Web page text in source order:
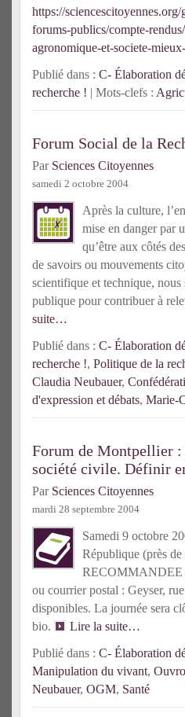
https://
forums-publics/compte-
agronomique-et-societe-
Publié dans : C- Élaboration
recherche ! | Mots-clefs :
Forum Social de la
Par Sciences Citoyennes
samedi 2 octobre 2004
Après la culture,
mise en danger par
qu’être aux côtés
de savoirs ou mouvements
scientifique et technique,
publique pour contribuer à
suite…
Publié dans : C- Élaboration
recherche !, Politique de la
Claudia Neubauer,
d'expression et débats, Marie-
Forum de Montpellier :
société civile. Définir
Par Sciences Citoyennes
mardi 28 septembre 2004
Samedi 9 octobre
République (près
RECOMMANDEE
ou courrier postal : Geyser,
disponibles. La journée sera
bio.
Lire la suite…
Publié dans : C- Élaboration
Manipulation du vivant,
Neubauer, OGM, Santé